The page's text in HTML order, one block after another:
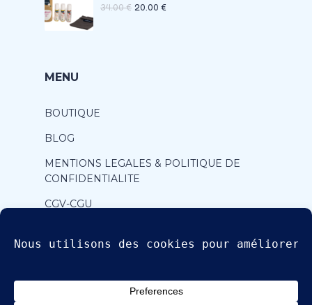
34.00€ 20.00 €
MENU
BOUTIQUE
BLOG
MENTIONS LEGALES & POLITIQUE DE
CONFIDENTIALITE
CGV-CGU